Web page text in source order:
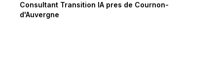
Consultant Transition IA pres de Cournon-
d'Auvergne